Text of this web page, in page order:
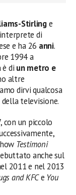
Stirlinge
di
e ha 26 anni.
1994 a
è di un metro e
altre
dirvi qualcosa
televisione.
con un piccolo
Testimoni
anche sul
2011 e nel 2013
and KFCe You